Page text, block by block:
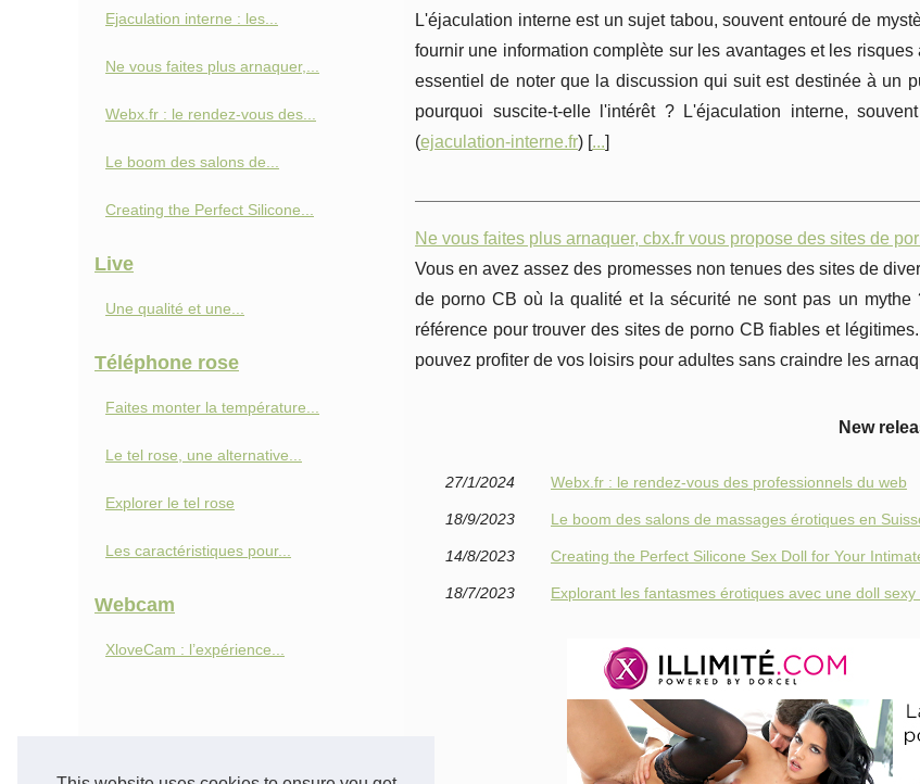
L'éjaculation interne est un sujet tabou, souvent entouré de
fournir une information complète sur les avantages et les
essentiel de noter que la discussion qui suit est destinée à un
pourquoi suscite-t-elle l'intérêt ? L'éjaculation interne,
(ejaculation-interne.fr) [...]
Ne vous faites plus arnaquer, cbx.fr vous propose des sites de
Vous en avez assez des promesses non tenues des sites de
de porno CB où la qualité et la sécurité ne sont pas un mythe
référence pour trouver des sites de porno CB fiables et
pouvez profiter de vos loisirs pour adultes sans craindre les
New
27/1/2024 Webx.fr : le rendez-vous des professionnels du web
18/9/2023 Le boom des salons de massages érotiques en
14/8/2023 Creating the Perfect Silicone Sex Doll for Your
18/7/2023 Explorant les fantasmes érotiques avec une doll sexy
Ejaculation interne : les...
Ne vous faites plus arnaquer,...
Webx.fr : le rendez-vous des...
Le boom des salons de...
Creating the Perfect Silicone...
Live
Une qualité et une...
Téléphone rose
Faites monter la température...
Le tel rose, une alternative...
Explorer le tel rose
Les caractéristiques pour...
Webcam
XloveCam : l’expérience...